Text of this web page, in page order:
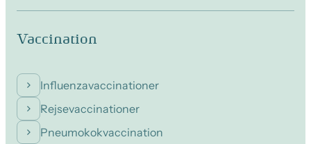
Vaccination
Influenzavaccinationer
Rejsevaccinationer
Pneumokokvaccination